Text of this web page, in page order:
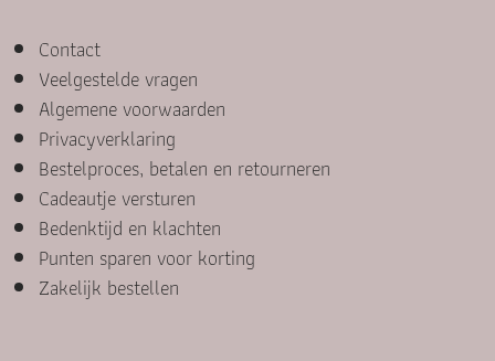
Contact
Veelgestelde vragen
Algemene voorwaarden
Privacyverklaring
Bestelproces, betalen en retourneren
Cadeautje versturen
Bedenktijd en klachten
Punten sparen voor korting
Zakelijk bestellen